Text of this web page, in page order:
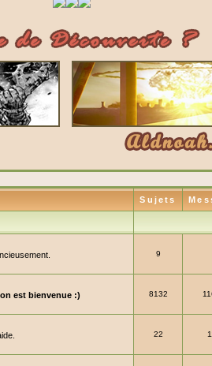
Sujets
9
est bienvenue :) 8132
22